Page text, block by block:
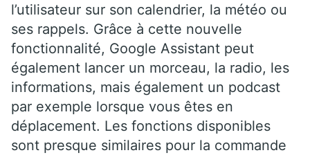
l’utilisateur sur son calendrier, la météo ou
ses rappels. Grâce à cette nouvelle
fonctionnalité, Google Assistant peut
également lancer un morceau, la radio, les
informations, mais également un podcast
par exemple lorsque vous êtes en
déplacement. Les fonctions disponibles
sont presque similaires pour la commande